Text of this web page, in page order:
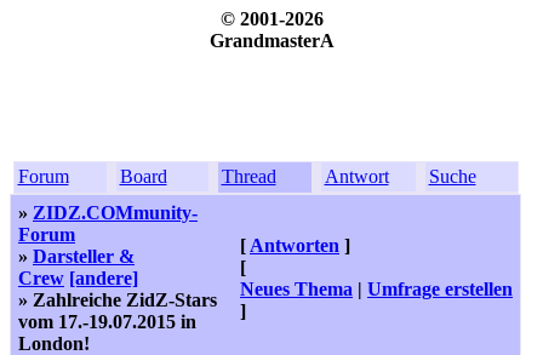
© 2001-2026
GrandmasterA
Forum Board Thread Antwort
Suche
» ZIDZ.COMmunity-
Forum
» Darsteller &
Crew [andere]
» Zahlreiche ZidZ-Stars
vom 17.-19.07.2015 in
London!
[ Antworten ]
[
Neues Thema | Umfrage erstellen
]